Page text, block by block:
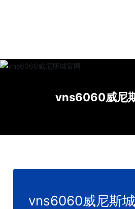
vnsr威尼斯城
vns6060威尼
vns6060威尼斯